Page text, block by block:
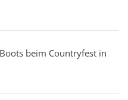
beim Countryfest in